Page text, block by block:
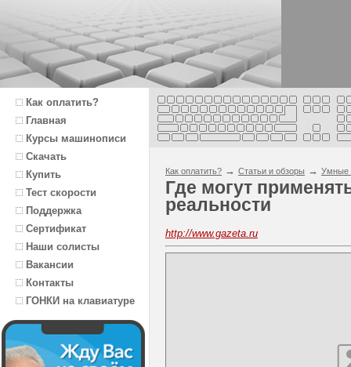
Как оплатить?
Главная
Курсы машинописи
Скачать
Купить
Тест скорости
Поддержка
Сертификат
Наши солисты
Вакансии
Контакты
ГОНКИ на клавиатуре
Как оплатить? → Статьи и обзоры → Умные
Где могут
реальности
http://www.gazeta.ru